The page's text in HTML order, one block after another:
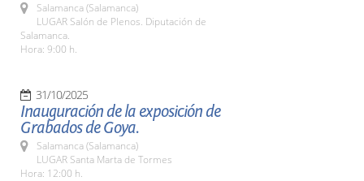
Salamanca (Salamanca)
LUGAR Salón de Plenos. Diputación de
Salamanca.
Hora: 9:00 h.
31/10/2025
Inauguración de la exposición de
Grabados de Goya.
Salamanca (Salamanca)
LUGAR Santa Marta de Tormes
Hora: 12:00 h.